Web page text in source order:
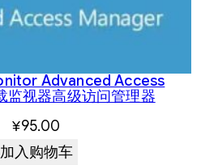
Advanced Access
监视器高级访问管理器
¥95.00
加入购物车